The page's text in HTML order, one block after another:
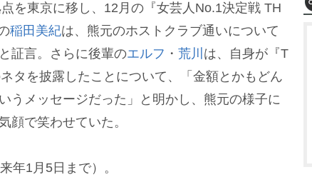
を東京に移し、12月の『女芸人No.1決定戦 TH
稲田美紀は、熊元のホストクラブ通いについて
証言。さらに後輩のエルフ ・ 荒川 は、自身が『T
タを披露したことについて、「金額とかもどん
うメッセージだった」と明かし、熊元の様子に
顔で笑わせていた。
年1月5日まで）。